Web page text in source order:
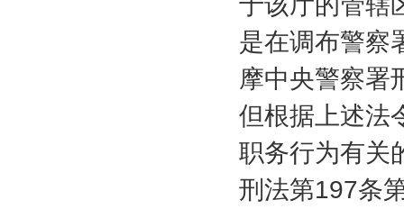
是在调布警察
摩中央警察署
但根据上述法
职务行为有关
刑法第197条